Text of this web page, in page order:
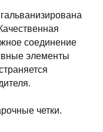
соединение
элементы
четки.